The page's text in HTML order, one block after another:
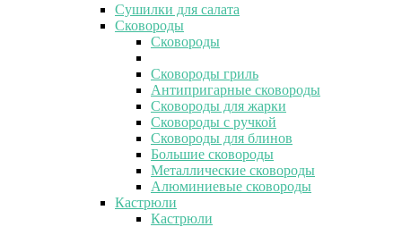
Сушилки для салата
Сковороды
Сковороды
Сковороды гриль
Антипригарные сковороды
Сковороды для жарки
Сковороды с ручкой
Сковороды для блинов
Большие сковороды
Металлические сковороды
Алюминиевые сковороды
Кастрюли
Кастрюли